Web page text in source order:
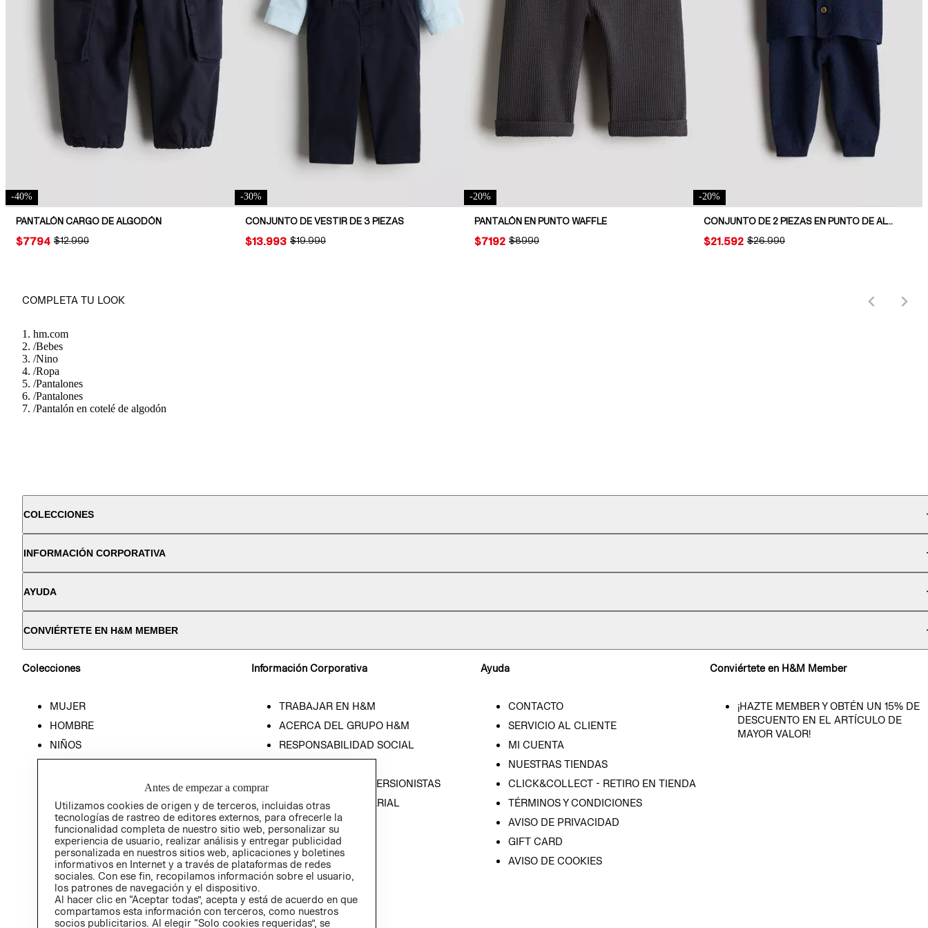
-40%
PANTALÓN CARGO DE ALGODÓN
ORIGINAL PRICE:
$12.990
PRICE:
$7794
-30%
CONJUNTO DE VESTIR DE 3 PIEZAS
ORIGINAL PRICE:
$19.990
PRICE:
$13.993
-20%
PANTALÓN EN PUNTO WAFFLE
ORIGINAL PRICE:
$8990
PRICE:
$7192
-20%
CONJUNTO DE 2 PIEZAS EN PUNTO DE ALGODÓN
ORIGINAL PRICE:
$26.990
PRICE:
$21.592
COMPLETA TU LOOK
hm.com
/Bebes
/Nino
/Ropa
/Pantalones
/Pantalones
/Pantalón en cotelé de algodón
COLECCIONES
INFORMACIÓN CORPORATIVA
AYUDA
CONVIÉRTETE EN H&M MEMBER
Colecciones
MUJER
HOMBRE
NIÑOS
Información Corporativa
TRABAJAR EN H&M
ACERCA DEL GRUPO H&M
RESPONSABILIDAD SOCIAL
RELACIÓN CON INVERSIONISTAS
POLÍTICA EMPRESARIAL
Ayuda
CONTACTO
SERVICIO AL CLIENTE
MI CUENTA
NUESTRAS TIENDAS
CLICK&COLLECT - RETIRO EN TIENDA
TÉRMINOS Y CONDICIONES
AVISO DE PRIVACIDAD
GIFT CARD
AVISO DE COOKIES
Conviértete en H&M Member
¡HAZTE MEMBER Y OBTÉN UN 15% DE
DESCUENTO EN EL ARTÍCULO DE
MAYOR VALOR!
Antes de empezar a comprar
Utilizamos cookies de origen y de terceros, incluidas otras
tecnologías de rastreo de editores externos, para ofrecerle la
funcionalidad completa de nuestro sitio web, personalizar su
experiencia de usuario, realizar análisis y entregar publicidad
personalizada en nuestros sitios web, aplicaciones y boletines
informativos en Internet y a través de plataformas de redes
sociales. Con ese fin, recopilamos información sobre el usuario,
los patrones de navegación y el dispositivo.
Al hacer clic en “Aceptar todas”, acepta y está de acuerdo en que
compartamos esta información con terceros, como nuestros
socios publicitarios. Al elegir “Solo cookies requeridas”, se